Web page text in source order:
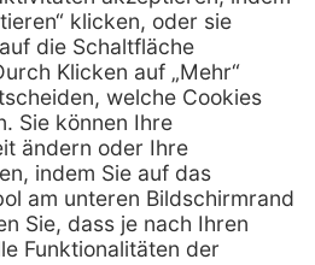
Hilfe
FAQs
Kontakt
Lob & Kritik
Außendienst
Retoure
E-Rechnung